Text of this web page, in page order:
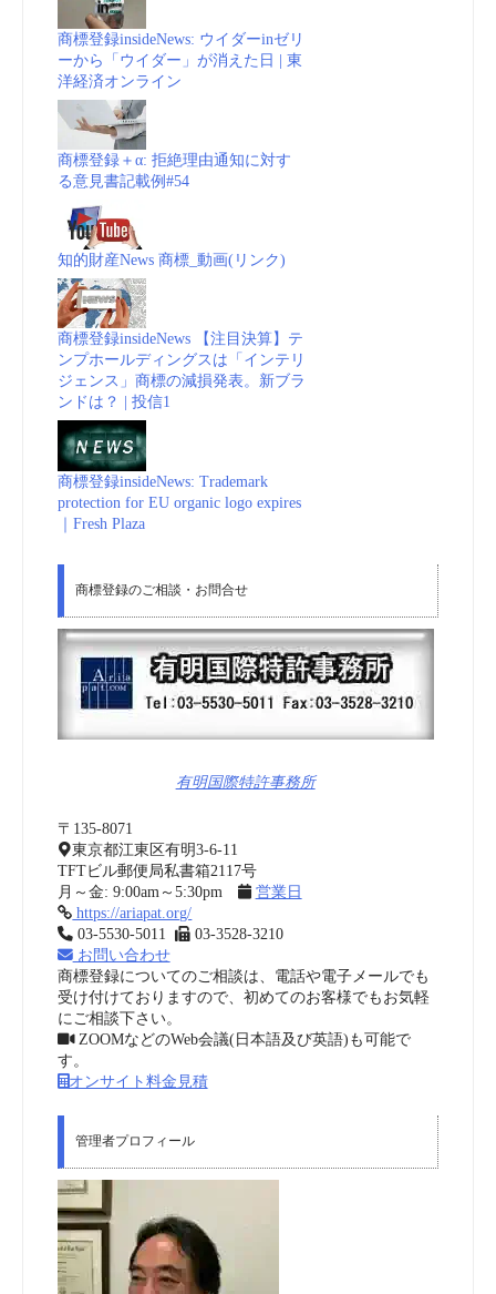
商標登録insideNews: ウイダーinゼリ
ーから「ウイダー」が消えた日 | 東
洋経済オンライン
商標登録＋α: 拒絶理由通知に対す
る意見書記載例#54
知的財産News 商標_動画(リンク)
商標登録insideNews 【注目決算】テ
ンプホールディングスは「インテリ
ジェンス」商標の減損発表。新ブラ
ンドは？ | 投信1
商標登録insideNews: Trademark
protection for EU organic logo expires
｜Fresh Plaza
商標登録のご相談・お問合せ
有明国際特許事務所
〒135-8071
東京都江東区有明3-6-11
TFTビル郵便局私書箱2117号
月～金: 9:00am～5:30pm
営業日
https://ariapat.org/
03-5530-5011
03-3528-3210
お問い合わせ
商標登録についてのご相談は、電話や電子メールでも
受け付けておりますので、初めてのお客様でもお気軽
にご相談下さい。
ZOOMなどのWeb会議(日本語及び英語)も可能で
す。
オンサイト料金見積
管理者プロフィール